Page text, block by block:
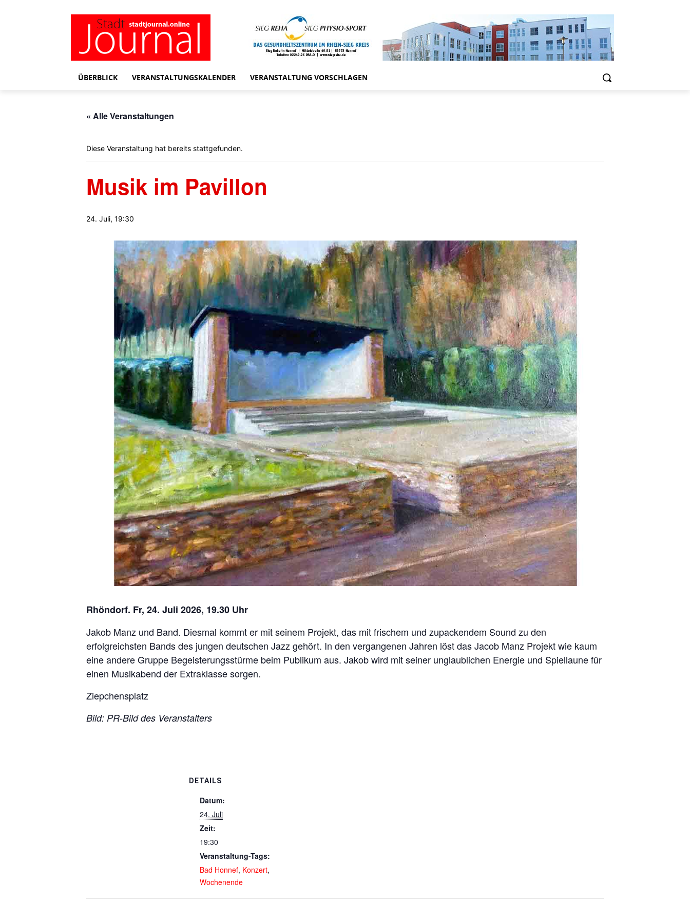
ÜBERBLICK VERANSTALTUNGSKALENDER VERANSTALTUNG VORSCHLAGEN
« Alle Veranstaltungen
Diese Veranstaltung hat bereits stattgefunden.
Musik im Pavillon
24. Juli, 19:30
Rhöndorf. Fr, 24. Juli 2026, 19.30 Uhr
Jakob Manz und Band. Diesmal kommt er mit seinem Projekt, das mit frischem und zupackendem Sound zu den
erfolgreichsten Bands des jungen deutschen Jazz gehört. In den vergangenen Jahren löst das Jacob Manz Projekt wie kaum
eine andere Gruppe Begeisterungsstürme beim Publikum aus. Jakob wird mit seiner unglaublichen Energie und Spiellaune für
einen Musikabend der Extraklasse sorgen.
Ziepchensplatz
Bild: PR-Bild des Veranstalters
DETAILS
Datum:
24. Juli
Zeit:
19:30
Veranstaltung-Tags:
Bad Honnef, Konzert,
Wochenende